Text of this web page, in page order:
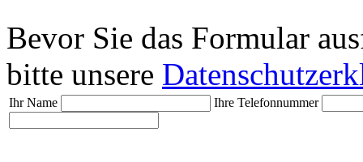
Bevor Sie das Formular
bitte unsere
Ihr Name Ihre Telefonnummer